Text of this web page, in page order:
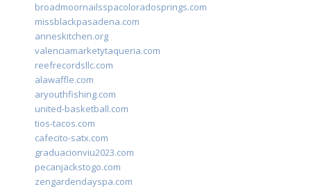
broadmoornailsspacoloradosprings.com
missblackpasadena.com
anneskitchen.org
valenciamarketytaqueria.com
reefrecordsllc.com
alawaffle.com
aryouthfishing.com
united-basketball.com
tios-tacos.com
cafecito-satx.com
graduacionviu2023.com
pecanjackstogo.com
zengardendayspa.com